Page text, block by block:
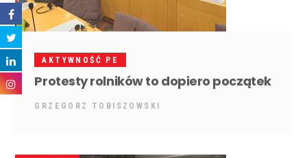
AKTYWNOŚĆ PE
Protesty rolników to dopiero początek
GRZEGORZ TOBISZOWSKI